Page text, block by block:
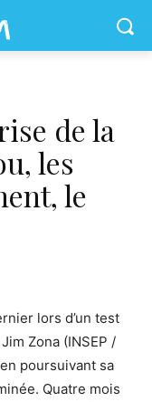
de la
les
le
lors d’un test
Zona (INSEP /
poursuivant sa
Quatre mois